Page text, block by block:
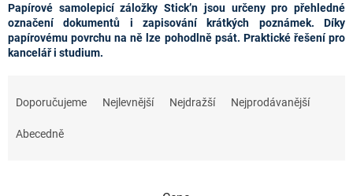
Papírové samolepicí záložky Stick’n jsou určeny pro přehledné
označení dokumentů i zapisování krátkých poznámek. Díky
papírovému povrchu na ně lze pohodlně psát. Praktické řešení pro
kancelář i studium.
Doporučujeme Nejlevnější Nejdražší Nejprodávanější
Abecedně